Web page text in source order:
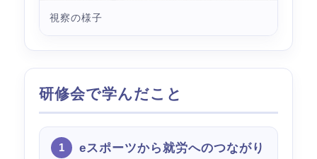
視察の様子
研修会で学んだこと
eスポーツから就労へのつながり